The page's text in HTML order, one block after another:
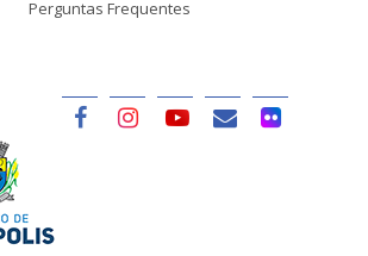
Perguntas Frequentes